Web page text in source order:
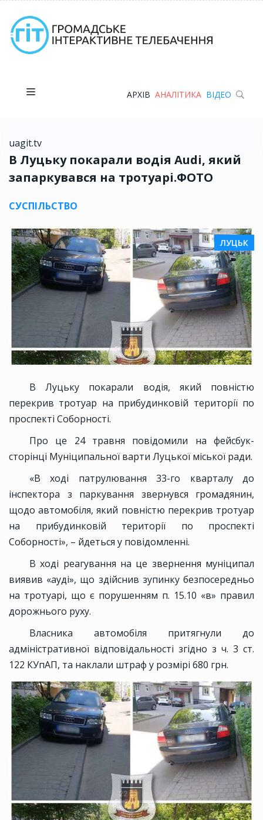
АРХІВ АНАЛІТИКА ВІДЕО
uagit.tv
В Луцьку покарали водія Audi, який
запаркувався на тротуарі.ФОТО
СУСПІЛЬСТВО
ЛУЦЬК
В Луцьку покарали водія, який повністю
перекрив тротуар на прибудинковій території по
проспекті Соборності.
Про це 24 травня повідомили на фейсбук-
сторінці Муніципальної варти Луцької міської ради.
«В ході патрулювання 33-го кварталу до
інспектора з паркування звернувся громадянин,
щодо автомобіля, який повністю перекрив тротуар
на прибудинковій території по проспекті
Соборності», – йдеться у повідомленні.
В ході реагування на це звернення муніципал
виявив «ауді», що здійснив зупинку безпосередньо
на тротуарі, що є порушенням п. 15.10 «в» правил
дорожнього руху.
Власника автомобіля притягнули до
адміністративної відповідальності згідно з ч. 3 ст.
122 КУпАП, та наклали штраф у розмірі 680 грн.